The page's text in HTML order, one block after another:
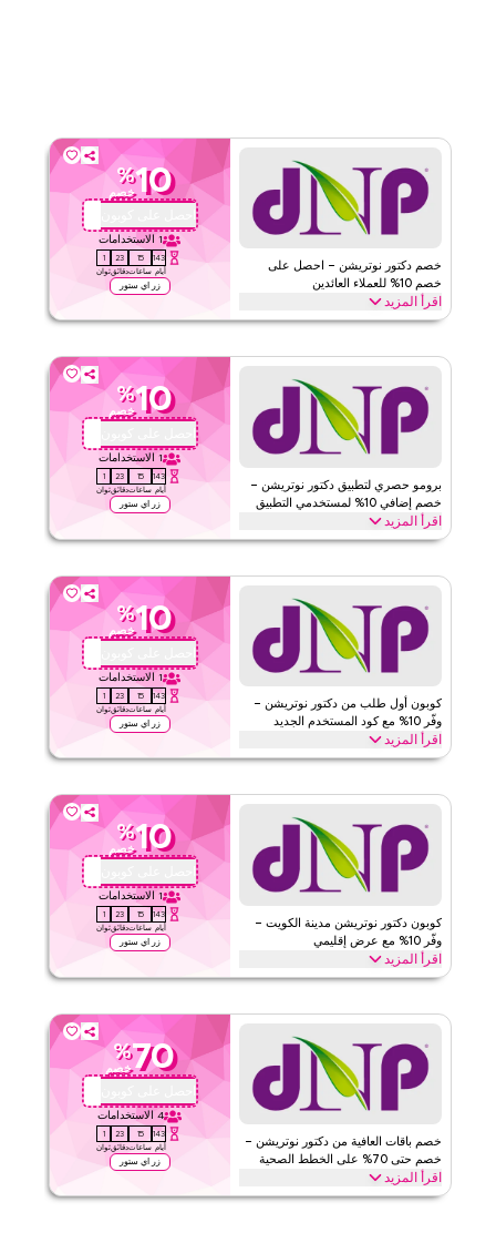
خصم دكتور نوتريشن – احصل على
خصم 10% للعملاء العائدين
اقرأ المزيد
10
%
خصم
احصل على كوبون
1 الاستخدامات
143
أيام
15
ساعات
23
دقائق
0
ثوان
زر اي ستور
تعود إلى دكتور نوتريشن؟ استرد كود الكوبون الخاص بالولاء هذا لتوفير
أنحاء الموقع اليوم.
دكتور نيوترشن الأحكام والشروط
الحد الأدنى للطلب
ينطبق على
ويب/تطبيق
الفئات
على مستوى الموقع
برومو حصري لتطبيق دكتور نوتريشن –
خصم إضافي 10% لمستخدمي التطبيق
اقرأ المزيد
10
%
خصم
احصل على كوبون
1 الاستخدامات
143
أيام
15
ساعات
23
دقائق
0
ثوان
زر اي ستور
احصل على خصم إضافي 10% عند التسوق عبر تطبيق دكتور نوتريشن.
على جميع مشترياتك.
دكتور نيوترشن الأحكام والشروط
الحد الأدنى للطلب
ينطبق على
ويب/تطبيق
الفئات
على مستوى الموقع
كوبون أول طلب من دكتور نوتريشن –
وفّر 10% مع كود المستخدم الجديد
اقرأ المزيد
10
%
خصم
احصل على كوبون
1 الاستخدامات
143
أيام
15
ساعات
23
دقائق
0
ثوان
زر اي ستور
احصل على خصم 10% على طلبك الأول مع كود الكوبون الحصري هذا من
على كل شيء اليوم.
دكتور نيوترشن الأحكام والشروط
الحد الأدنى للطلب
ينطبق على
ويب/تطبيق
الفئات
على مستوى الموقع
كوبون دكتور نوتريشن مدينة الكويت –
وفّر 10% مع عرض إقليمي
اقرأ المزيد
10
%
خصم
احصل على كوبون
1 الاستخدامات
143
أيام
15
ساعات
23
دقائق
0
ثوان
زر اي ستور
وفّر 10% على طلبك من دكتور نوتريشن مع كود البرومو الإقليمي هذا. طبّق
ما تحتاجه اليوم قبل انتهاء العرض.
دكتور نيوترشن الأحكام والشروط
الحد الأدنى للطلب
ينطبق على
ويب/تطبيق
الفئات
على مستوى الموقعخصم باقات العافية من دكتور نوتريشن –
خصم حتى 70% على الخطط الصحية
اقرأ المزيد
70
%
خصم
احصل على كوبون
4 الاستخدامات
143
أيام
15
ساعات
23
دقائق
0
ثوان
زر اي ستور
وفّر حتى 70% مع الخصم الموثّق من دكتور نوتريشن على جميع باقات